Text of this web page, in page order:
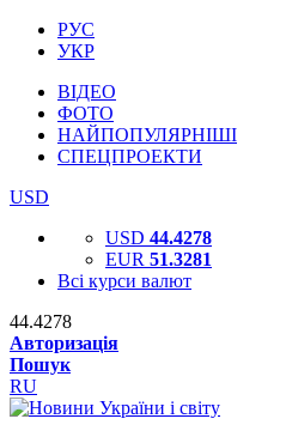
РУС
УКР
ВІДЕО
ФОТО
НАЙПОПУЛЯРНІШІ
СПЕЦПРОЕКТИ
USD
USD 44.4278
EUR 51.3281
Всі курси валют
44.4278
Авторизація
Пошук
RU